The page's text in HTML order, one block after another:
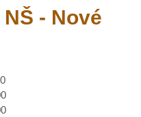
- Nové